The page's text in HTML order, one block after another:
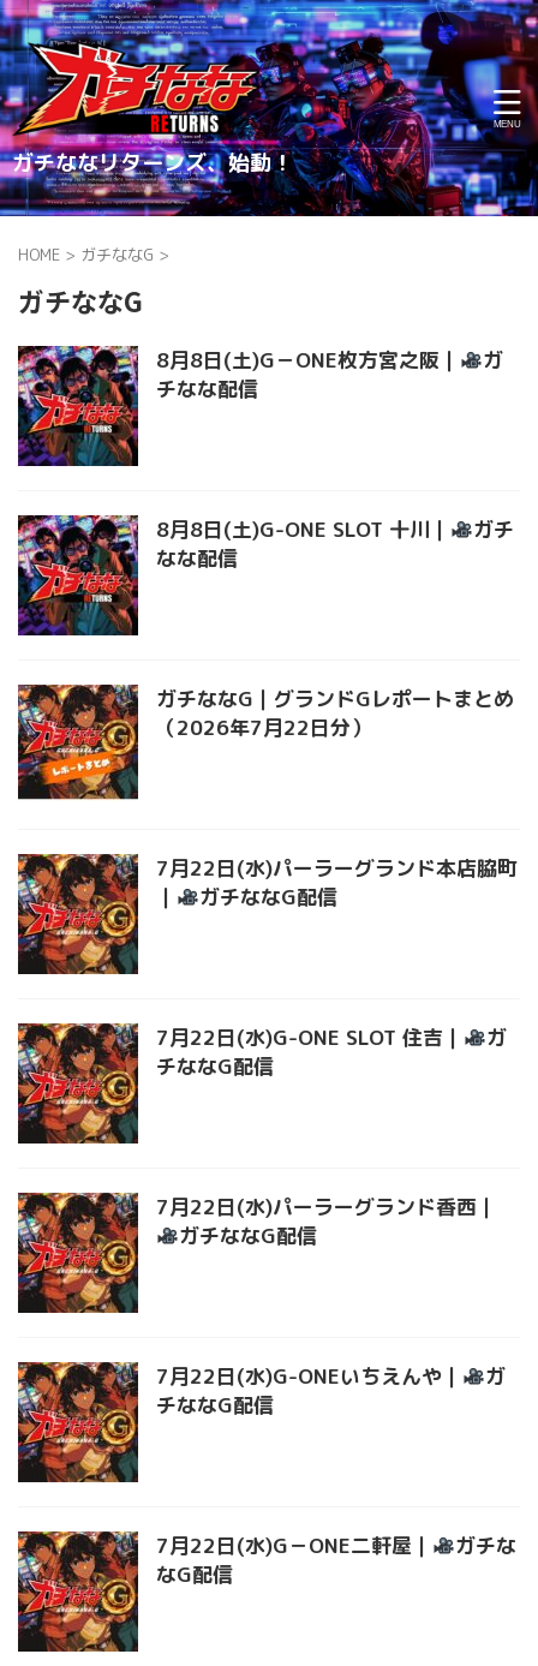
ガチななリターンズ、始動！
HOME > ガチななG >
ガチななG
8月8日(土)G－ONE枚方宮之阪｜
ガ
チなな配信
8月8日(土)G-ONE SLOT 十川｜
ガチ
なな配信
ガチななG｜グランドGレポートまとめ
（2026年7月22日分）
7月22日(水)パーラーグランド本店脇町
｜
ガチななG配信
7月22日(水)G-ONE SLOT 住吉｜
ガ
チななG配信
7月22日(水)パーラーグランド香西｜
ガチななG配信
7月22日(水)G-ONEいちえんや｜
ガ
チななG配信
7月22日(水)G－ONE二軒屋｜
ガチな
なG配信